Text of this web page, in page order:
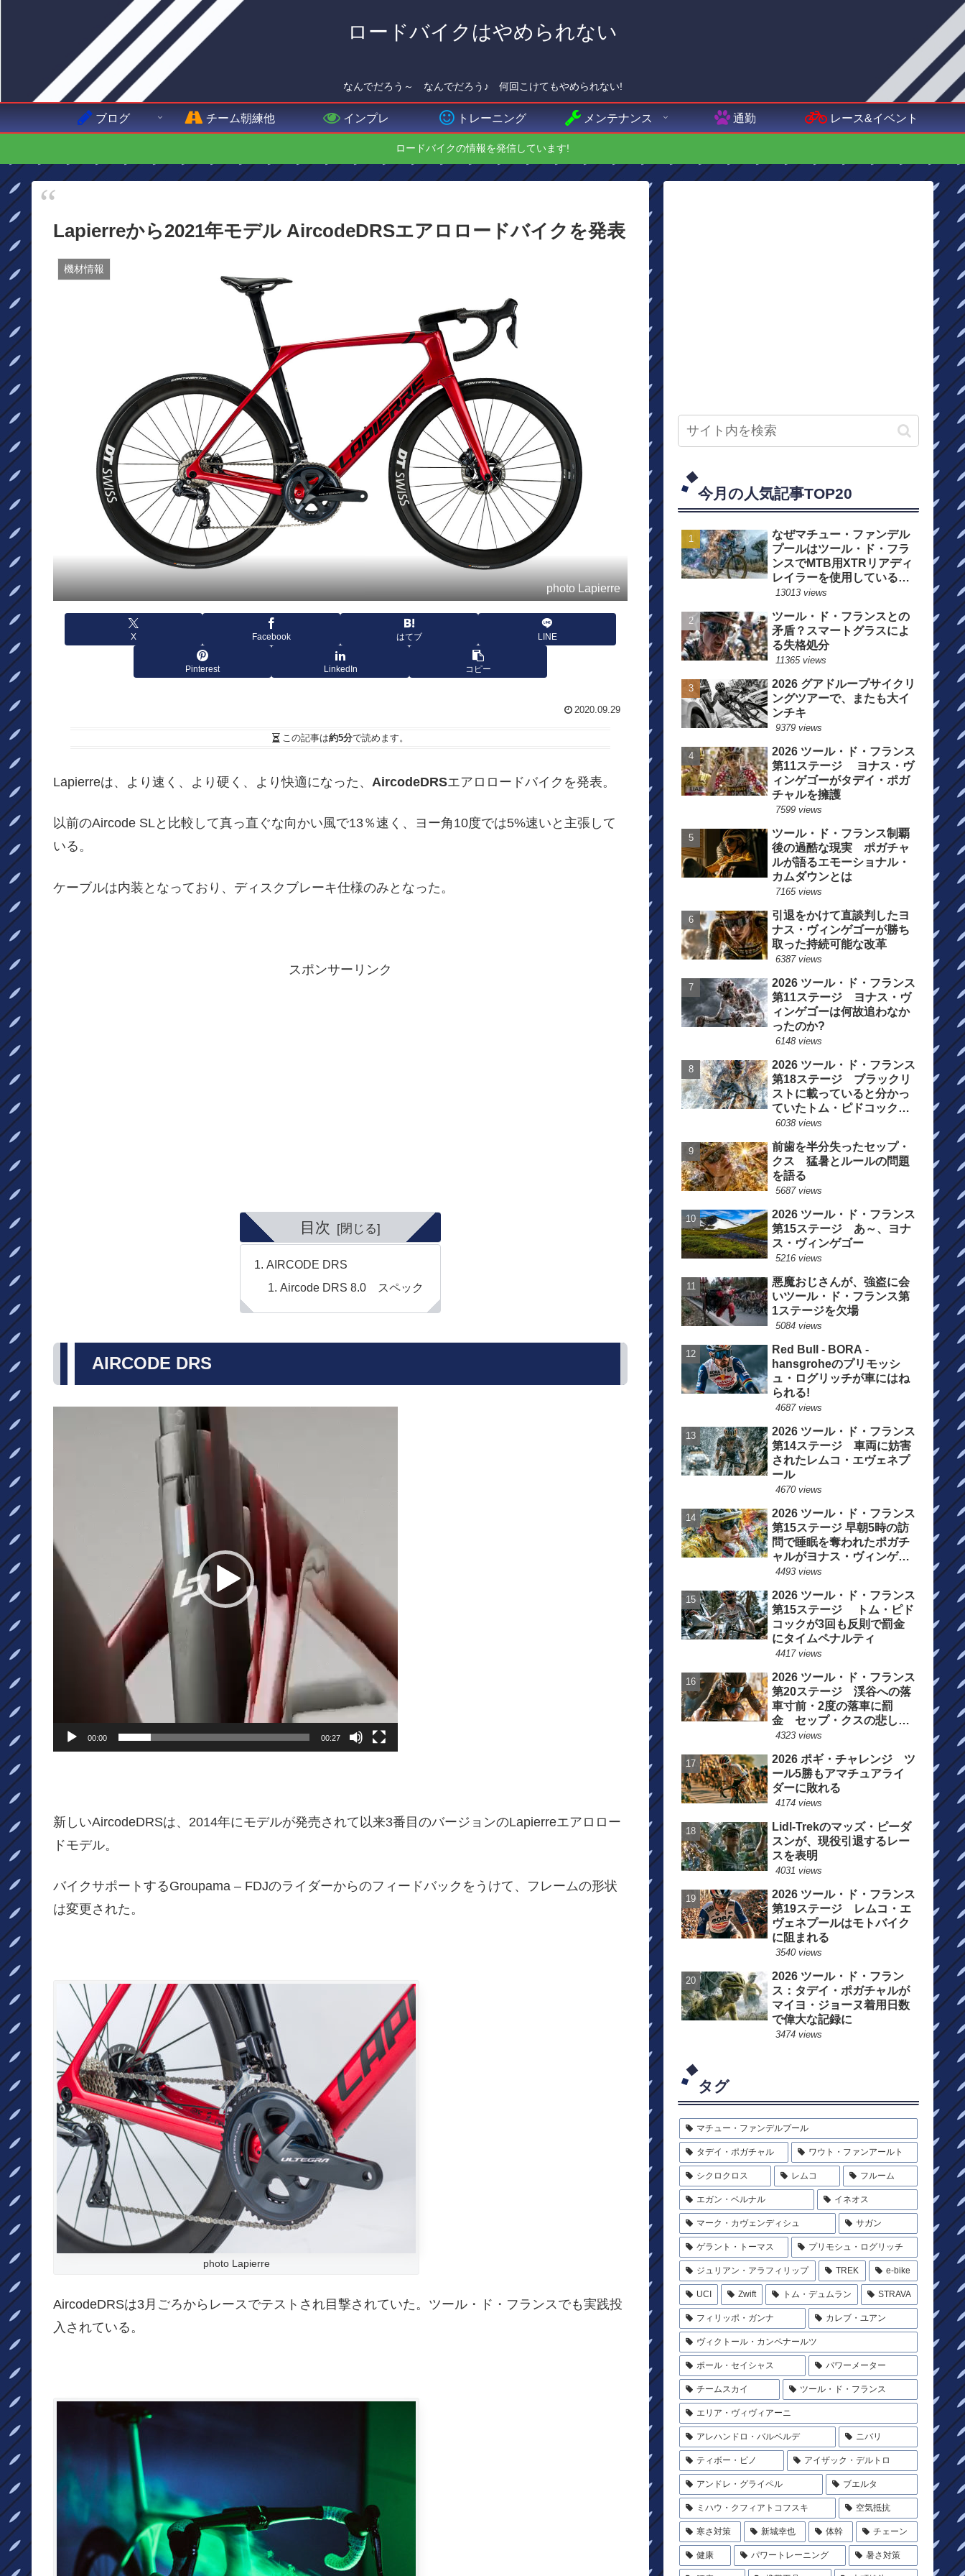
ロードバイクはやめられない
なんでだろう～ なんでだろう♪ 何回こけてもやめられない!
ブログ チーム朝練他 インプレ トレーニング メンテナンス 通勤 レース&イベント
ロードバイクの情報を発信しています!
Lapierreから2021年モデル AircodeDRSエアロロードバイクを発表
機材情報
photo Lapierre
X Facebook はてブ LINE
Pinterest LinkedIn コピー
2020.09.29
この記事は約5分で読めます。
Lapierreは、より速く、より硬く、より快適になった、 AircodeDRSエアロロードバイクを発表。
以前のAircode SLと比較して真っ直ぐな向かい風で13％速く、ヨー角10度では5%速いと主張して
いる。
ケーブルは内装となっており、ディスクブレーキ仕様のみとなった。
スポンサーリンク
目次
AIRCODE DRS
Aircode DRS 8.0 スペック
AIRCODE DRS
ー
00:00 00:27
新しいAircodeDRSは、2014年にモデルが発売されて以来3番目のバージョンのLapierreエアロロー
ドモデル。
バイクサポートするGroupama – FDJのライダーからのフィードバックをうけて、フレームの形状
は変更された。
photo Lapierre
AircodeDRSは3月ごろからレースでテストされ目撃されていた。ツール・ド・フランスでも実践投
入されている。
今月の人気記事TOP20
なぜマチュー・ファンデル
プールはツール・ド・フラ
ンスでMTB用XTRリアディ
レイラーを使用しているの
か？
13013 views
ツール・ド・フランスとの
矛盾？スマートグラスによ
る失格処分
11365 views
2026 グアドループサイクリ
ングツアーで、またも大イ
ンチキ
9379 views
2026 ツール・ド・フランス
第11ステージ ヨナス・ヴ
ィンゲゴーがタデイ・ポガ
チャルを擁護
7599 views
ツール・ド・フランス制覇
後の過酷な現実 ポガチャ
ルが語るエモーショナル・
カムダウンとは
7165 views
引退をかけて直談判したヨ
ナス・ヴィンゲゴーが勝ち
取った持続可能な改革
6387 views
2026 ツール・ド・フランス
第11ステージ ヨナス・ヴ
ィンゲゴーは何故追わなか
ったのか?
6148 views
2026 ツール・ド・フランス
第18ステージ ブラックリ
ストに載っていると分かっ
ていたトム・ピドコックは
総合順位死守に
6038 views
前歯を半分失ったセップ・
クス 猛暑とルールの問題
を語る
5687 views
2026 ツール・ド・フランス
第15ステージ あ～、ヨナ
ス・ヴィンゲゴー
5216 views
悪魔おじさんが、強盗に会
いツール・ド・フランス第
1ステージを欠場
5084 views
Red Bull - BORA -
hansgroheのプリモッシ
ュ・ログリッチが車にはね
られる!
4687 views
2026 ツール・ド・フランス
第14ステージ 車両に妨害
されたレムコ・エヴェネプ
ール
4670 views
2026 ツール・ド・フランス
第15ステージ 早朝5時の訪
問で睡眠を奪われたポガチ
ャルがヨナス・ヴィンゲゴ
ーの離脱を惜しむ
4493 views
2026 ツール・ド・フランス
第15ステージ トム・ピド
コックが3回も反則で罰金
にタイムペナルティ
4417 views
2026 ツール・ド・フランス
第20ステージ 渓谷への落
車寸前・2度の落車に罰
金 セップ・クスの悲しい
一日
4323 views
2026 ポギ・チャレンジ ツ
ール5勝もアマチュアライ
ダーに敗れる
4174 views
Lidl-Trekのマッズ・ピーダ
スンが、現役引退するレー
スを表明
4031 views
2026 ツール・ド・フランス
第19ステージ レムコ・エ
ヴェネプールはモトバイク
に阻まれる
3540 views
2026 ツール・ド・フラン
ス：タデイ・ポガチャルが
マイヨ・ジョーヌ着用日数
で偉大な記録に
3474 views
タグ
マチュー・ファンデルプール
タデイ・ポガチャル ワウト・ファンアールト
シクロクロス レムコ フルーム
エガン・ベルナル イネオス
マーク・カヴェンディシュ サガン
ゲラント・トーマス プリモシュ・ログリッチ
ジュリアン・アラフィリップ TREK e-bike
UCI Zwift トム・デュムラン STRAVA
フィリッポ・ガンナ カレブ・ユアン
ヴィクトール・カンペナールツ
ポール・セイシャス パワーメーター
チームスカイ ツール・ド・フランス
エリア・ヴィヴィアーニ
アレハンドロ・バルベルデ ニバリ
ティボー・ピノ アイザック・デルトロ
アンドレ・グライペル ブエルタ
ミハウ・クフィアトコフスキ 空気抵抗
寒さ対策 新城幸也 体幹 チェーン
健康 パワートレーニング 暑さ対策